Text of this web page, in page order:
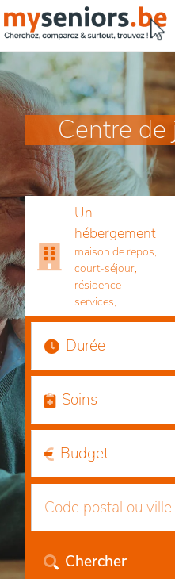
Centre
Un
hébergement
maison de repos,
court-séjour,
résidence-
services, ...
Durée
Soins
Budget
Chercher